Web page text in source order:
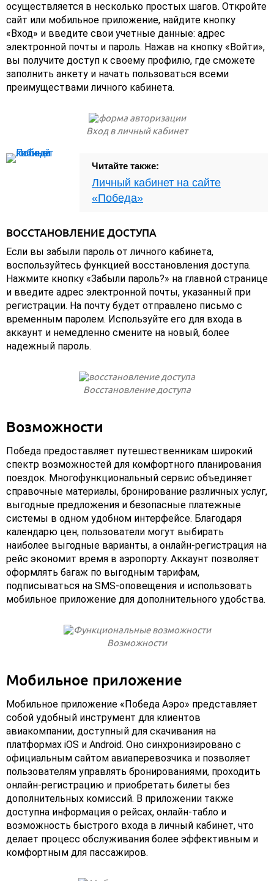
осуществляется в несколько простых шагов. Откройте
сайт или мобильное приложение, найдите кнопку
«Вход» и введите свои учетные данные: адрес
электронной почты и пароль. Нажав на кнопку «Войти»,
вы получите доступ к своему профилю, где сможете
заполнить анкету и начать пользоваться всеми
преимуществами личного кабинета.
Вход в личный кабинет
Читайте также:
Личный кабинет на сайте
«Победа»
ВОССТАНОВЛЕНИЕ ДОСТУПА
Если вы забыли пароль от личного кабинета,
воспользуйтесь функцией восстановления доступа.
Нажмите кнопку «Забыли пароль?» на главной странице
и введите адрес электронной почты, указанный при
регистрации. На почту будет отправлено письмо с
временным паролем. Используйте его для входа в
аккаунт и немедленно смените на новый, более
надежный пароль.
Восстановление доступа
Возможности
Победа предоставляет путешественникам широкий
спектр возможностей для комфортного планирования
поездок. Многофункциональный сервис объединяет
справочные материалы, бронирование различных услуг,
выгодные предложения и безопасные платежные
системы в одном удобном интерфейсе. Благодаря
календарю цен, пользователи могут выбирать
наиболее выгодные варианты, а онлайн-регистрация на
рейс экономит время в аэропорту. Аккаунт позволяет
оформлять багаж по выгодным тарифам,
подписываться на SMS-оповещения и использовать
мобильное приложение для дополнительного удобства.
Возможности
Мобильное приложение
Мобильное приложение «Победа Аэро» представляет
собой удобный инструмент для клиентов
авиакомпании, доступный для скачивания на
платформах iOS и Android. Оно синхронизировано с
официальным сайтом авиаперевозчика и позволяет
пользователям управлять бронированиями, проходить
онлайн-регистрацию и приобретать билеты без
дополнительных комиссий. В приложении также
доступна информация о рейсах, онлайн-табло и
возможность быстрого входа в личный кабинет, что
делает процесс обслуживания более эффективным и
комфортным для пассажиров.